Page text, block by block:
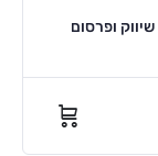
שיווק ופרסום